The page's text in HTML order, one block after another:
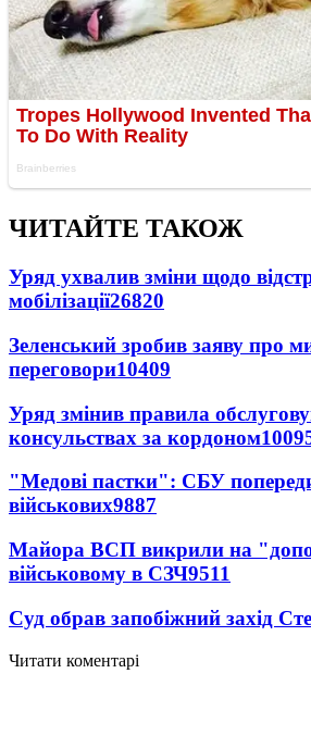
ЧИТАЙТЕ ТАКОЖ
Уряд ухвалив зміни щодо
мобілізації26820
Зеленський зробив заяву про
переговори10409
Уряд змінив правила
консульствах за кордоном
"Медові пастки": СБУ
військових9887
Майора ВСП викрили на
військовому в СЗЧ9511
Суд обрав запобіжний захід
Читати коментарі